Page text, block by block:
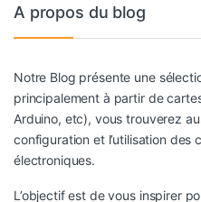
A propos du blog
Notre Blog présente une
principalement à partir de
Arduino, etc), vous trouverez
configuration et l’utilisation des
électroniques.
L’objectif est de vous inspirer